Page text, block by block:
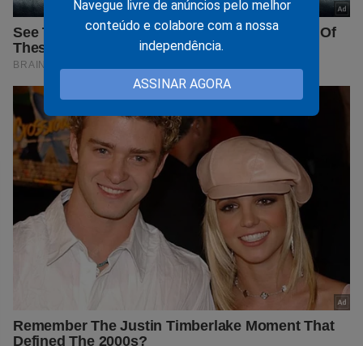
Navegue livre de anúncios pelo melhor
conteúdo e colabore com a nossa
independência.
ASSINAR AGORA